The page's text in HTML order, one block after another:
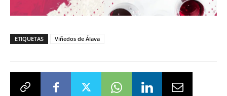
ETIQUETAS Viñedos de Álava